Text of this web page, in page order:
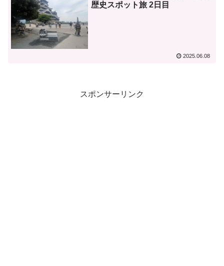
歴史スポット旅 2日目
2025.06.08
スポンサーリンク